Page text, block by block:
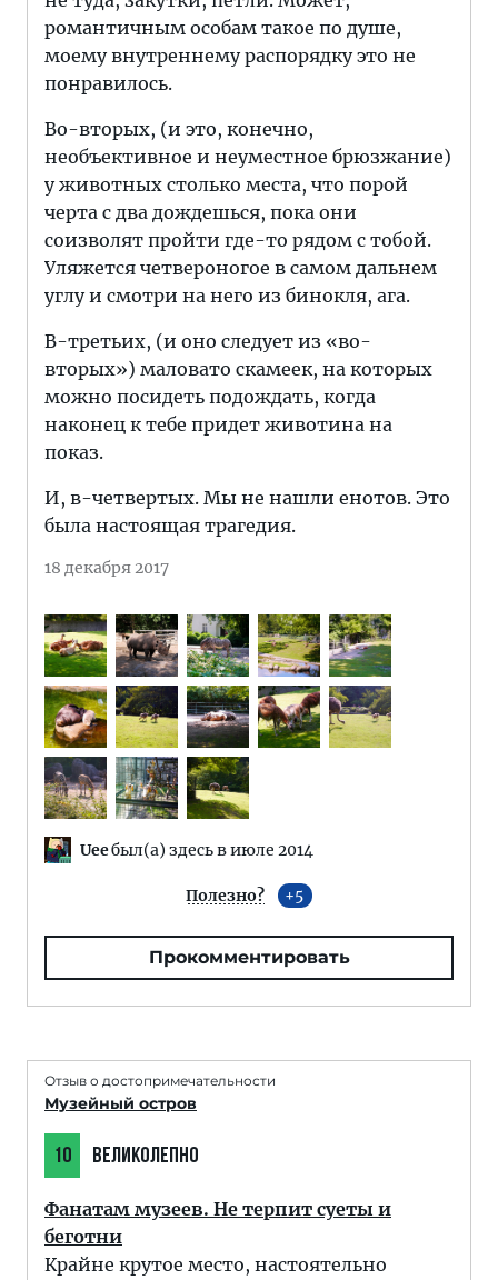
романтичным особам такое по душе,
моему внутреннему распорядку это не
понравилось.
Во-вторых, (и это, конечно,
необъективное и неуместное брюзжание)
у животных столько места, что порой
черта с два дождешься, пока они
соизволят пройти где-то рядом с тобой.
Уляжется четвероногое в самом дальнем
углу и смотри на него из бинокля, ага.
В-третьих, (и оно следует из «во-
вторых») маловато скамеек, на которых
можно посидеть подождать, когда
наконец к тебе придет животина на
показ.
И, в-четвертых. Мы не нашли енотов. Это
была настоящая трагедия.
18 декабря 2017
Ueeбыл(а) здесь в июле 2014
Полезно? 5
Прокомментировать
Отзыв о достопримечательности
Музейный остров
10 ВЕЛИКОЛЕПНО
Фанатам музеев. Не терпит суеты и
беготни
Крайне крутое место, настоятельно